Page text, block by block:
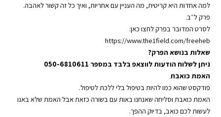
למה אחדות היא קריטית, מה העניין עם אחריות, ואיך כל זה קשור לאהבה.
פרק ל״ב.
לסרט המדובר בפרק לחצו כאן:
https://www.the1field.com/freeheb
שאלות בנושא הפרק?
ניתן לשלוח הודעות לווצאפ בלבד במספר 050-6810611
האמת כואבת
פודקסט שהוא כמו להיות בטיפול בלי ללכת לטיפול.
האמת כואבת וסליחה שאנחנו באות עם בשורה כזאת אבל האמת שלא באנו
לעשות לכם כואב, בדיוק ההפך.